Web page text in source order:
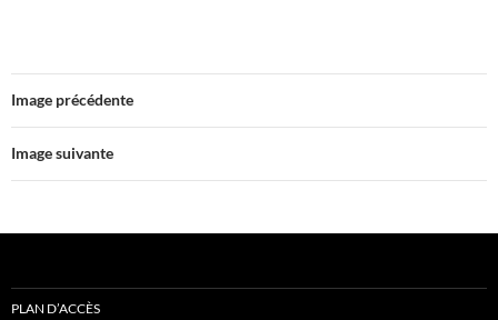
Image précédente
Image suivante
PLAN D’ACCÈS